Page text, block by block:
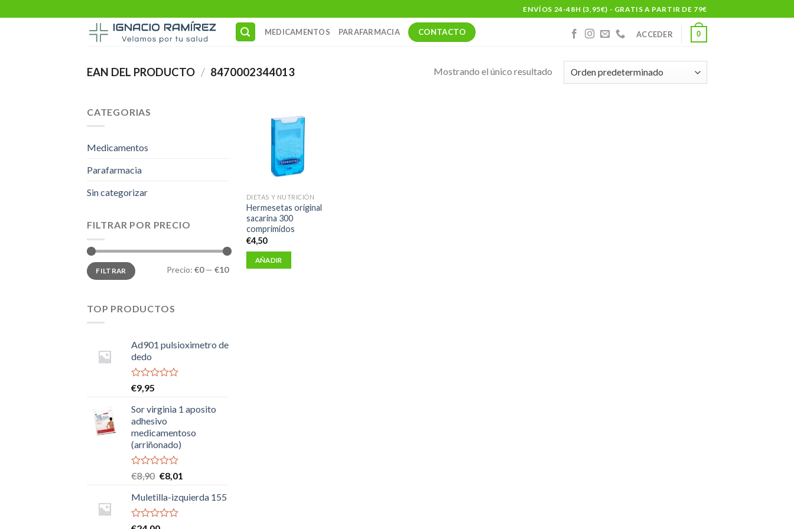
to
ENVÍOS 24-48H (3,95€) - GRATIS A PARTIR DE 79€
MEDICAMENTOS PARAFARMACIA CONTACTO ACCEDER 0
EAN DEL PRODUCTO / 8470002344013 Mostrando el único resultado
CATEGORIAS
Medicamentos
Parafarmacia
Sin categorizar
FILTRAR POR PRECIO
Precio
mínimo
Precio
máximo
FILTRAR Precio: €0— €10
TOP PRODUCTOS
Ad901 pulsioximetro de
dedo
Valorado
con
0
de
5
€9,95
Sor virginia 1 aposito
adhesivo
medicamentoso
(arriñonado)
Valorado
con
0
de
5
€8,90 El
original
era:
€8,90.
€8,01
actual
Muletilla-izquierda 155
Valorado
DIETAS Y NUTRICIÓN
Hermesetas original
sacarina 300
comprimidos
€4,50
AÑADIR